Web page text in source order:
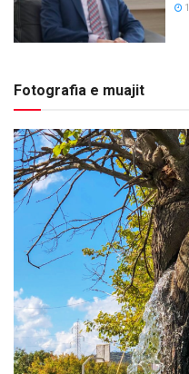
Fotografia e muajit